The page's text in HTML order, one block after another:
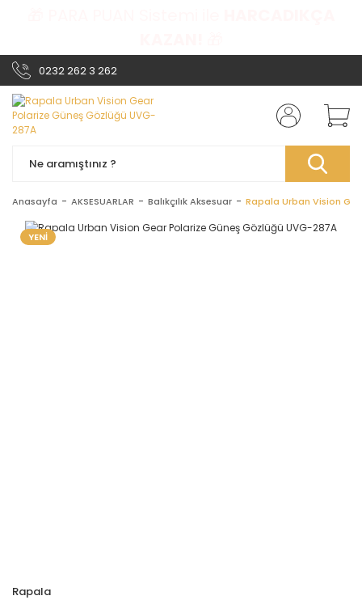
0232 262 3 262
Anasayfa AKSESUARLAR Balıkçılık Aksesuar Rapala Urban Vision
YENİ
Rapala